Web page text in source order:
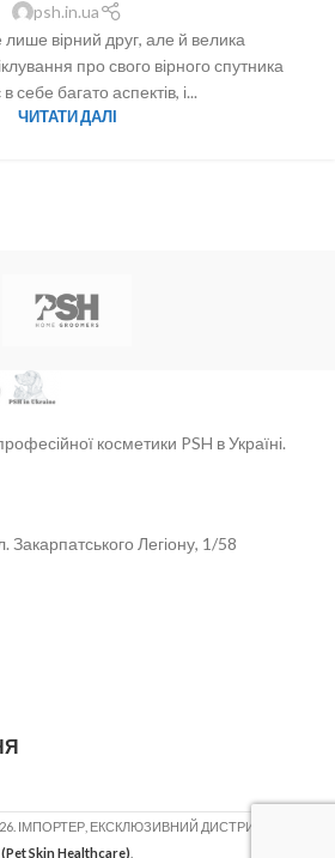
psh.in.ua
вірний друг, але й велика
про свого вірного спутника
себе багато аспектів, і...
ЧИТАТИ ДАЛІ
косметики PSH в Україні.
Закарпатського Легіону, 1/58
ІМПОРТЕР, ЕКСКЛЮЗИВНИЙ ДИСТРИБ'ЮТОР
(Pet Skin Healthcare)